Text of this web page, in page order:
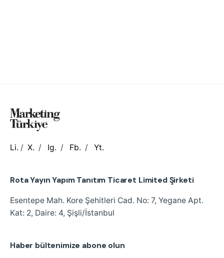
Li. / X. / Ig. / Fb. / Yt.
Rota Yayın Yapım Tanıtım Ticaret Limited Şirketi
Esentepe Mah. Kore Şehitleri Cad. No: 7, Yegane Apt.
Kat: 2, Daire: 4, Şişli/İstanbul
Haber bültenimize abone olun